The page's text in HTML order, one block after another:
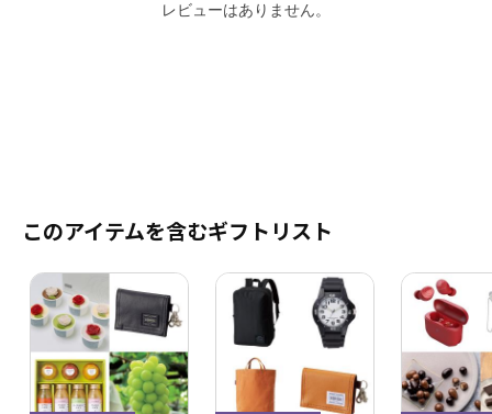
レビューはありません。
このアイテムを含むギフトリスト